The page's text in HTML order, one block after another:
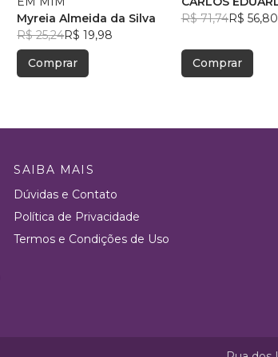
Myreia Almeida da Silva
R$ 25,24R$ 19,98
Comprar
RODRIGUES
R$ 71,74R$ 56,80
Comprar
SAIBA MAIS
Dúvidas e Contato
Política de Privacidade
Termos e Condições de Uso